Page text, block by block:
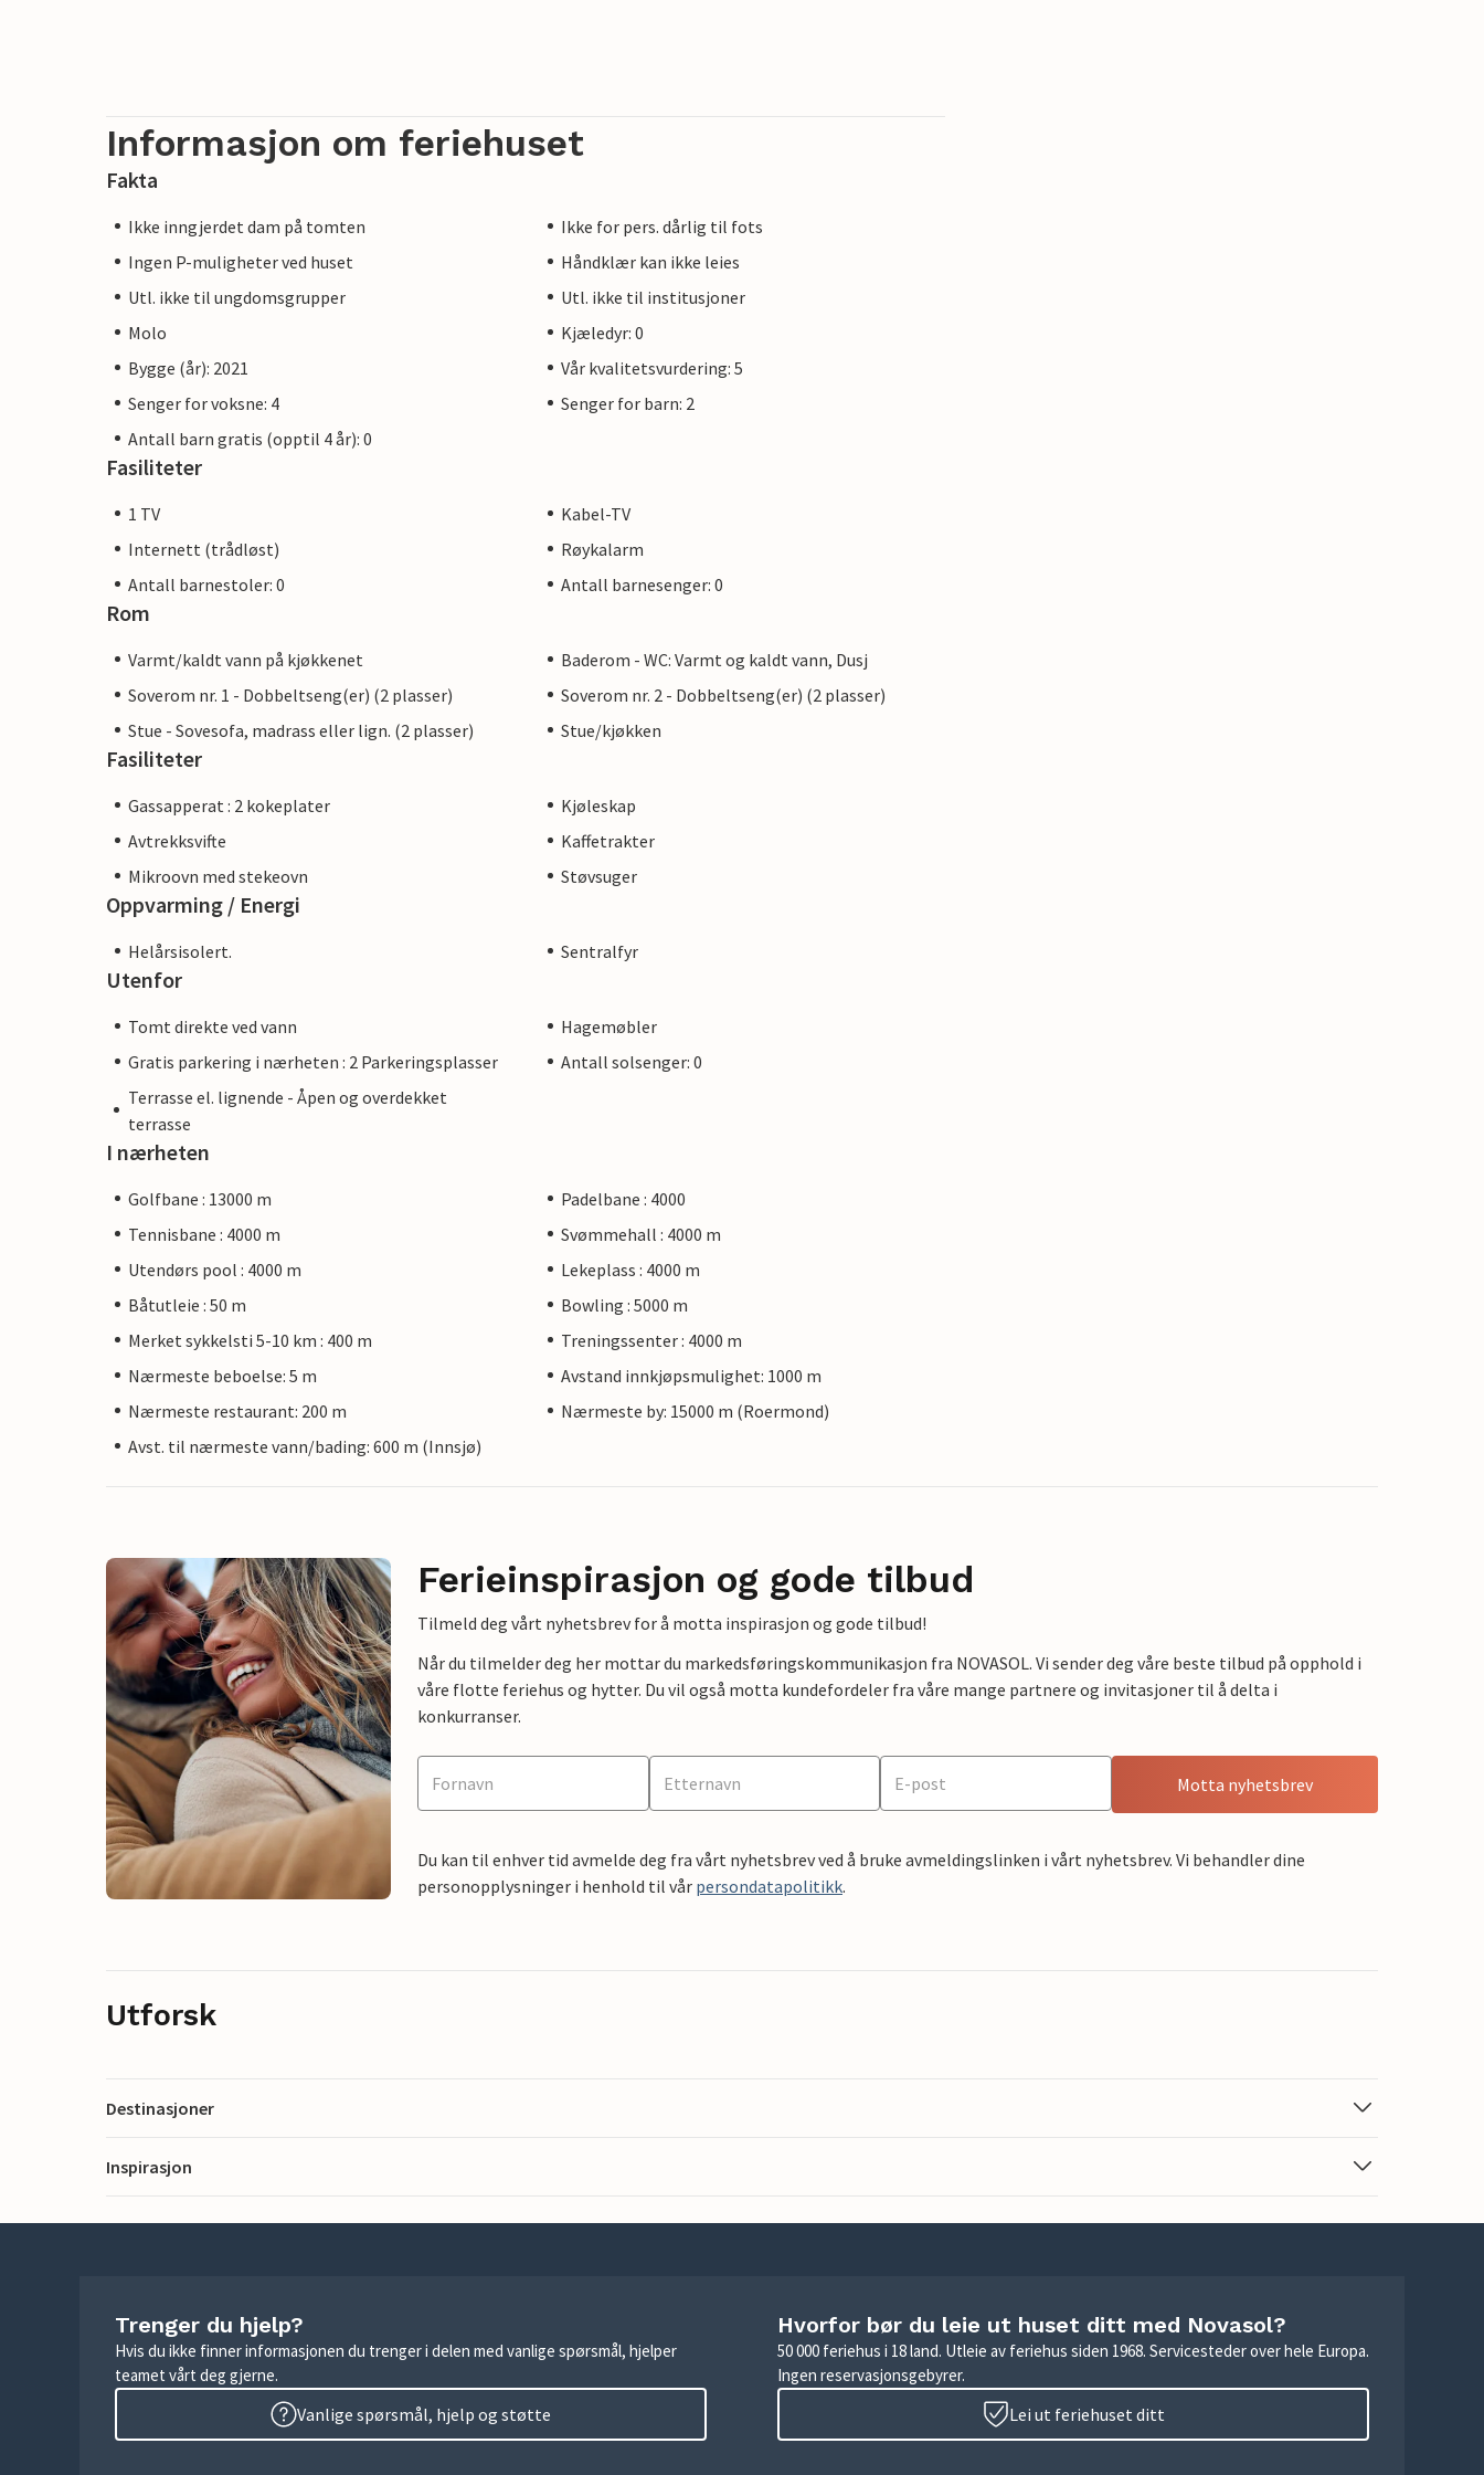
Informasjon om feriehuset
Fakta
Ikke inngjerdet dam på tomten
Ikke for pers. dårlig til fots
Ingen P-muligheter ved huset
Håndklær kan ikke leies
Utl. ikke til ungdomsgrupper
Utl. ikke til institusjoner
Molo
Kjæledyr: 0
Bygge (år): 2021
Vår kvalitetsvurdering: 5
Senger for voksne: 4
Senger for barn: 2
Antall barn gratis (opptil 4 år): 0
Fasiliteter
1 TV
Kabel-TV
Internett (trådløst)
Røykalarm
Antall barnestoler: 0
Antall barnesenger: 0
Rom
Varmt/kaldt vann på kjøkkenet
Baderom - WC: Varmt og kaldt vann, Dusj
Soverom nr. 1 - Dobbeltseng(er) (2 plasser)
Soverom nr. 2 - Dobbeltseng(er) (2 plasser)
Stue - Sovesofa, madrass eller lign. (2 plasser)
Stue/kjøkken
Fasiliteter
Gassapperat : 2 kokeplater
Kjøleskap
Avtrekksvifte
Kaffetrakter
Mikroovn med stekeovn
Støvsuger
Oppvarming / Energi
Helårsisolert. Sentralfyr
Utenfor
Tomt direkte ved vann
Hagemøbler
Gratis parkering i nærheten : 2 Parkeringsplasser
Antall solsenger: 0
Terrasse el. lignende - Åpen og overdekket
terrasse
I nærheten
Golfbane : 13000 m
Padelbane : 4000
Tennisbane : 4000 m
Svømmehall : 4000 m
Utendørs pool : 4000 m
Lekeplass : 4000 m
Båtutleie : 50 m
Bowling : 5000 m
Merket sykkelsti 5-10 km : 400 m
Treningssenter : 4000 m
Nærmeste beboelse: 5 m
Avstand innkjøpsmulighet: 1000 m
Nærmeste restaurant: 200 m
Nærmeste by: 15000 m (Roermond)
Avst. til nærmeste vann/bading: 600 m (Innsjø)
Ferieinspirasjon og gode tilbud
Tilmeld deg vårt nyhetsbrev for å motta inspirasjon og gode tilbud!
Når du tilmelder deg her mottar du markedsføringskommunikasjon fra NOVASOL. Vi sender deg våre beste tilbud på opphold i
våre flotte feriehus og hytter. Du vil også motta kundefordeler fra våre mange partnere og invitasjoner til å delta i
konkurranser.
Motta nyhetsbrev
Du kan til enhver tid avmelde deg fra vårt nyhetsbrev ved å bruke avmeldingslinken i vårt nyhetsbrev. Vi behandler dine
personopplysninger i henhold til vår persondatapolitikk.
Utforsk
Destinasjoner
Inspirasjon
Trenger du hjelp?
Hvis du ikke finner informasjonen du trenger i delen med vanlige spørsmål, hjelper
teamet vårt deg gjerne.
Vanlige spørsmål, hjelp og støtte
Hvorfor bør du leie ut huset ditt med Novasol?
50 000 feriehus i 18 land. Utleie av feriehus siden 1968. Servicesteder over hele Europa.
Ingen reservasjonsgebyrer.
Lei ut feriehuset ditt